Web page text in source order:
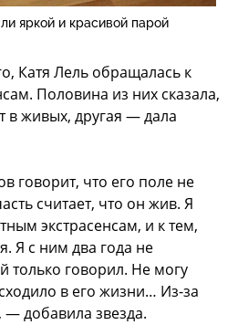
яркой и красивой парой
Катя Лель обращалась к
Половина из них сказала,
в живых, другая — дала
говорит, что его поле не
считает, что он жив. Я
экстрасенсам, и к тем,
Я с ним два года не
только говорил. Не могу
в его жизни… Из-за
добавила звезда.